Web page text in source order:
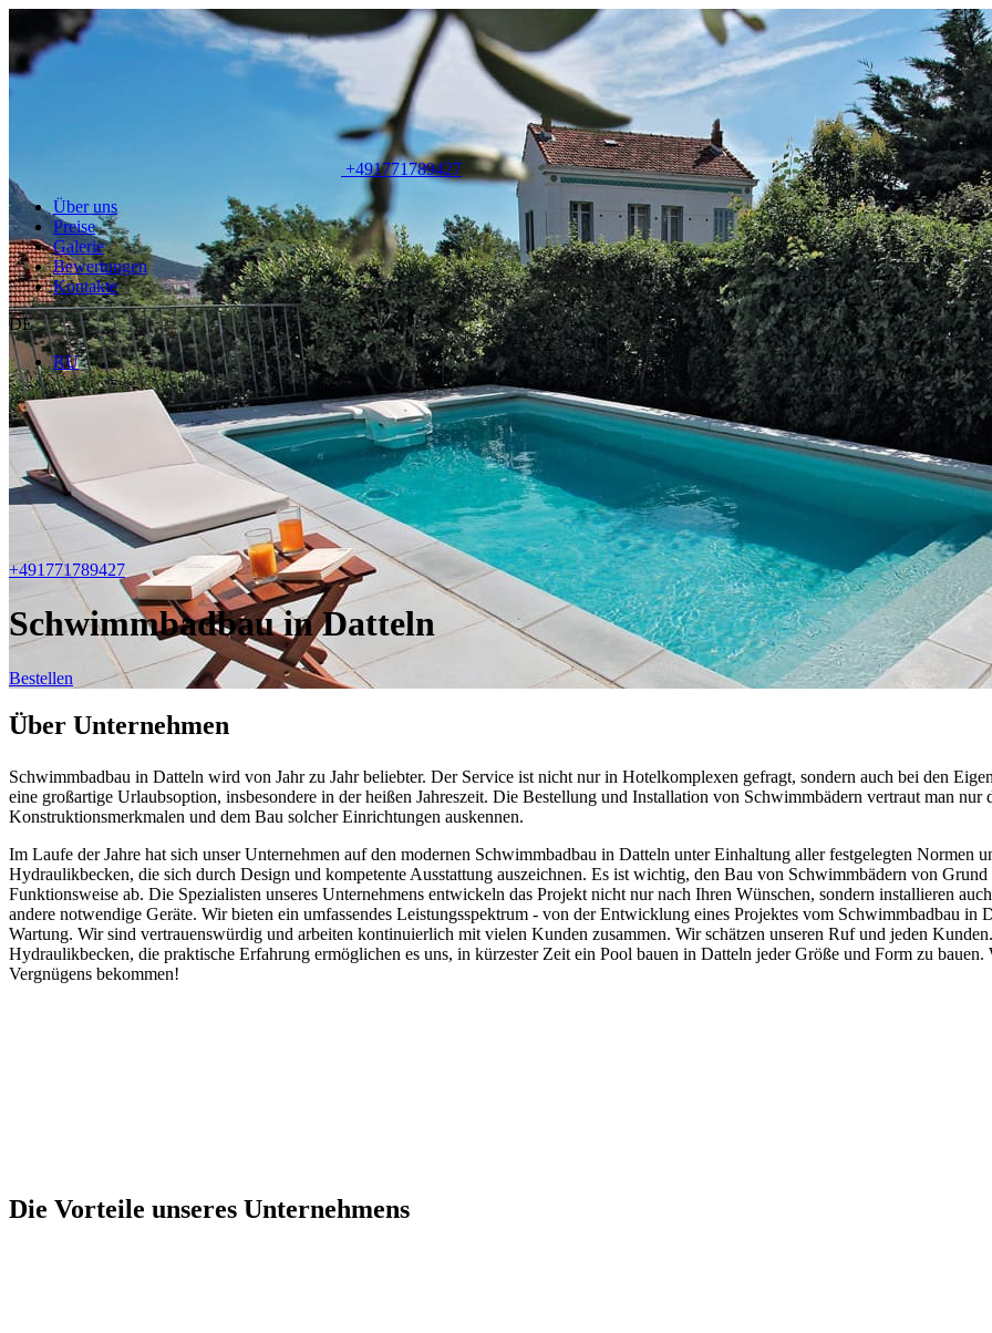
+491771789427
Über uns
Preise
Galerie
Bewertungen
Kontakte
DE
RU
+491771789427
Schwimmbadbau in Datteln
Bestellen
Über Unternehmen
Schwimmbadbau in Datteln wird von Jahr zu Jahr beliebter. Der Service ist nicht nur in Hotelkomplexen gefragt, sondern auch bei den
eine großartige Urlaubsoption, insbesondere in der heißen Jahreszeit. Die Bestellung und Installation von Schwimmbädern vertraut man
Konstruktionsmerkmalen und dem Bau solcher Einrichtungen auskennen.
Im Laufe der Jahre hat sich unser Unternehmen auf den modernen Schwimmbadbau in Datteln unter Einhaltung aller festgelegten Normen
Hydraulikbecken, die sich durch Design und kompetente Ausstattung auszeichnen. Es ist wichtig, den Bau von Schwimmbädern von
Funktionsweise ab. Die Spezialisten unseres Unternehmens entwickeln das Projekt nicht nur nach Ihren Wünschen, sondern installieren
andere notwendige Geräte. Wir bieten ein umfassendes Leistungsspektrum - von der Entwicklung eines Projektes vom Schwimmbadbau
Wartung. Wir sind vertrauenswürdig und arbeiten kontinuierlich mit vielen Kunden zusammen. Wir schätzen unseren Ruf und jeden
Hydraulikbecken, die praktische Erfahrung ermöglichen es uns, in kürzester Zeit ein Pool bauen in Datteln jeder Größe und Form zu bauen.
Vergnügens bekommen!
Die Vorteile unseres Unternehmens